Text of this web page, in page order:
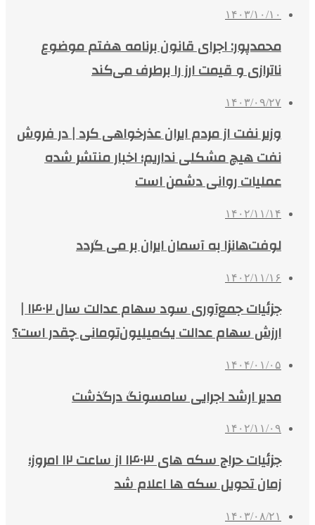
۱۴۰۳/۱۰/۱۰
محمدپور: اجرای قانون برنامه هفتم موضوع
ناترازی و قیمت ارز را برطرف می‌کند
۱۴۰۳/۰۹/۲۷
وزیر نفت از مردم ایران عذرخواهی کرد | در فروش
نفت هیچ مشکلی نداریم؛ اخبار منتشر شده
عملیات روانی دشمن است
۱۴۰۲/۱۱/۱۴
لوفت‌هانزا به آسمان ایران بر می گردد
۱۴۰۲/۱۱/۱۶
جزئیات جمع‌آوری سود سهام عدالت سال ۱۴۰۲ |
ارزش سهام عدالت یک‌میلیون‌تومانی چقدر است؟
۱۴۰۴/۰۱/۰۵
مدیر ارشد اجرایی سامسونگ درگذشت
۱۴۰۲/۱۱/۰۹
جزئیات حراج سکه های ۱۴۰۳ از ساعت ۱۲ امروز؛
زمان تحویل سکه ها اعلام شد
۱۴۰۳/۰۸/۲۱